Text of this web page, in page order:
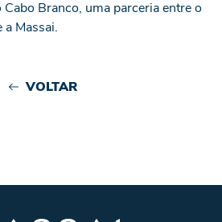
Cabo Branco, uma parceria entre o
Massai.
VOLTAR